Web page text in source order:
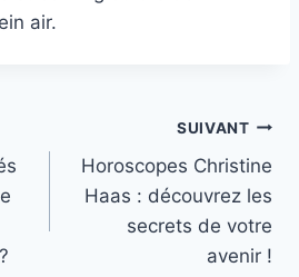
air.
SUIVANT
Horoscopes Christine
Haas : découvrez les
secrets de votre
avenir !